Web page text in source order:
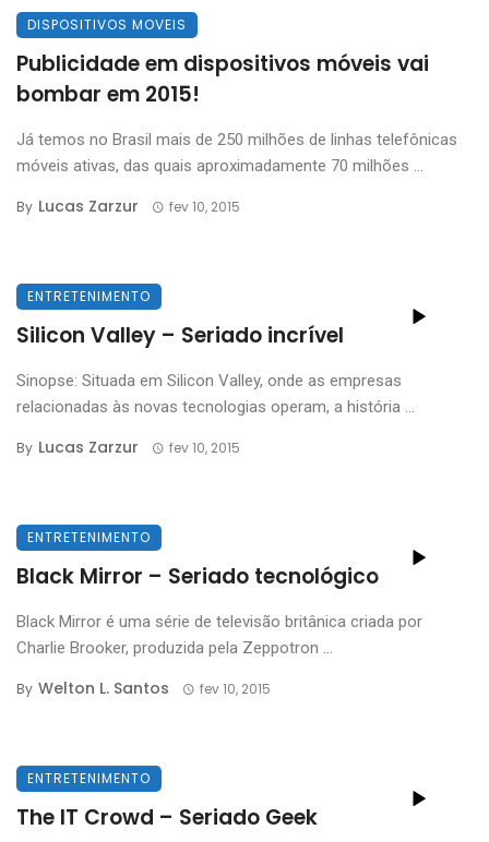
DISPOSITIVOS MOVEIS
Publicidade em dispositivos móveis vai
bombar em 2015!
Já temos no Brasil mais de 250 milhões de linhas telefônicas
móveis ativas, das quais aproximadamente 70 milhões ...
By Lucas Zarzur fev 10, 2015
ENTRETENIMENTO
Silicon Valley – Seriado incrível
Sinopse: Situada em Silicon Valley, onde as empresas
relacionadas às novas tecnologias operam, a história ...
By Lucas Zarzur fev 10, 2015
ENTRETENIMENTO
Black Mirror – Seriado tecnológico
Black Mirror é uma série de televisão britânica criada por
Charlie Brooker, produzida pela Zeppotron ...
By Welton L. Santos fev 10, 2015
ENTRETENIMENTO
The IT Crowd – Seriado Geek